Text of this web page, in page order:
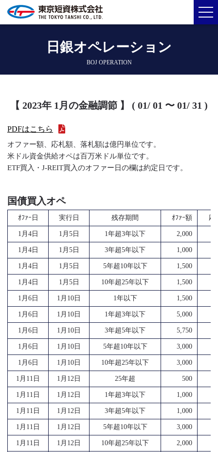
日銀オペレーション
BOJ OPERATION
【 2023年 1月の金融調節 】 ( 01/ 01 〜 01/ 31 )
PDFはこちら
オファー額、応札額、落札額は億円単位です。
米ドル資金供給オペは百万米ドル単位です。
ETF買入・J-REIT買入のオファー日の欄は約定日です。
国債買入オペ
ｵﾌｧｰ日 実行日 残存期間 ｵﾌｧｰ額 応
1月4日 1月5日 1年超3年以下 2,000
1月4日 1月5日 3年超5年以下 1,000
1月4日 1月5日 5年超10年以下 1,500
1月4日 1月5日 10年超25年以下 1,500
1月6日 1月10日 1年以下 1,500
1月6日 1月10日 1年超3年以下 5,000
1月6日 1月10日 3年超5年以下 5,750
1月6日 1月10日 5年超10年以下 3,000
1月6日 1月10日 10年超25年以下 3,000
1月11日 1月12日 25年超 500
1月11日 1月12日 1年超3年以下 1,000
1月11日 1月12日 3年超5年以下 1,000
1月11日 1月12日 5年超10年以下 3,000
1月11日 1月12日 10年超25年以下 2,000